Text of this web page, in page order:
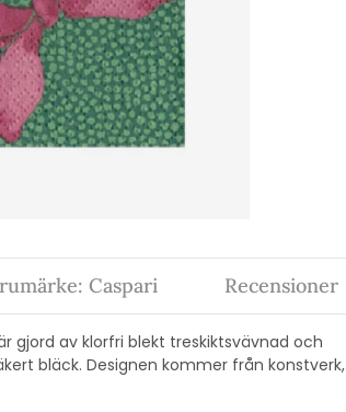
gjord av klorfri blekt treskiktsvävnad och
bläck. Designen kommer från konstverk,
Caspari Recensioner